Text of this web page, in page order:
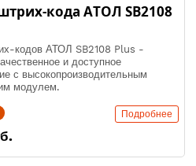
кода АТОЛ SB2108
кодов АТОЛ SB2108 Plus -
и доступное
с высокопроизводительным
модулем.
Подробнее